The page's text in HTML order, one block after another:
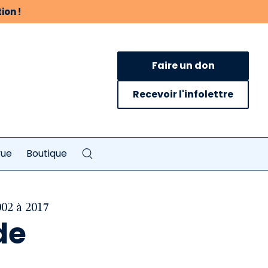
!
Faire un don
Recevoir l'infolettre
Boutique
à 2017